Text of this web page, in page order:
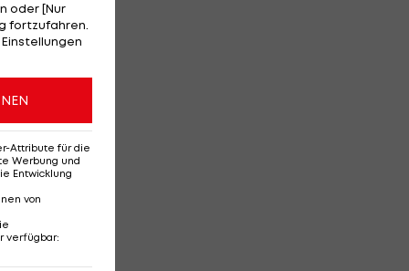
oder [Nur
fortzufahren.
Attribute für die
Werbung und
Entwicklung
von
verfügbar: